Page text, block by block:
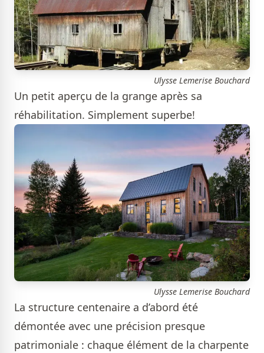
Ulysse Lemerise Bouchard
Un petit aperçu de la grange après sa
réhabilitation. Simplement superbe!
Ulysse Lemerise Bouchard
La structure centenaire a d’abord été
démontée avec une précision presque
patrimoniale : chaque élément de la charpente